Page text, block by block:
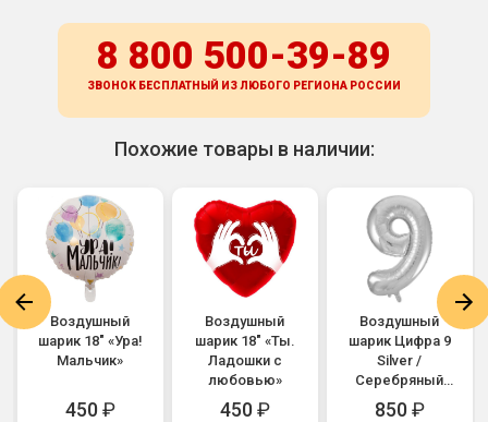
8 800 500-39-89
ЗВОНОК БЕСПЛАТНЫЙ ИЗ ЛЮБОГО РЕГИОНА РОССИИ
Похожие товары в наличии:
Воздушный
шарик 18" «Ура!
Мальчик»
450₽
Воздушный
шарик 18" «Ты.
Ладошки с
любовью»
450₽
Воздушный
шарик Цифра 9
Silver /
Серебряный
(1207-2964)
850₽